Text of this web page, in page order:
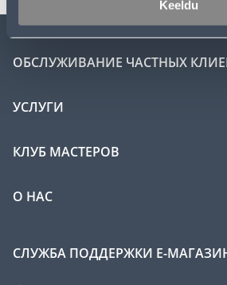
Keeldu
ОБСЛУЖИВАНИЕ ЧАСТНЫХ
УСЛУГИ
КЛУБ МАСТЕРОВ
О НАС
СЛУЖБА ПОДДЕРЖКИ Е-